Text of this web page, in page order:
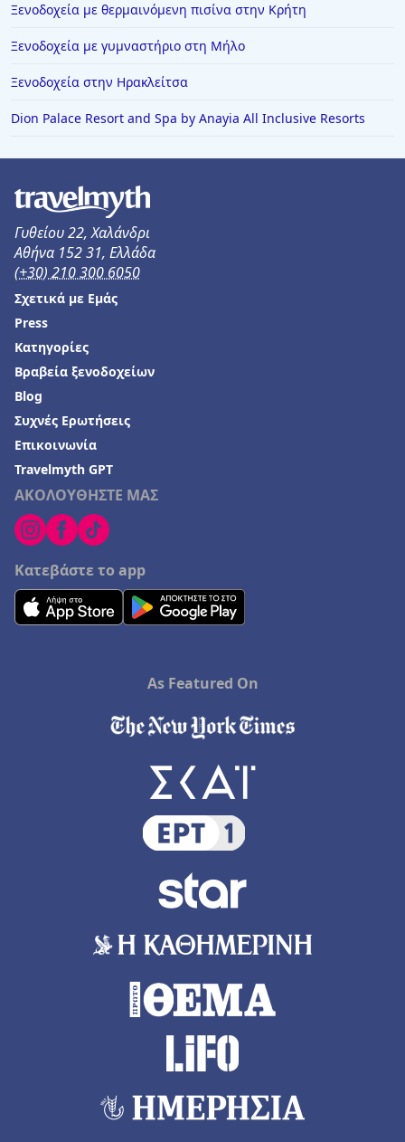
Ξενοδοχεία με θερμαινόμενη πισίνα στην Κρήτη
Ξενοδοχεία με γυμναστήριο στη Μήλο
Ξενοδοχεία στην Ηρακλείτσα
Dion Palace Resort and Spa by Anayia All Inclusive Resorts
Γυθείου 22, Χαλάνδρι
Αθήνα 152 31, Ελλάδα
(+30) 210 300 6050
ΑΚΟΛΟΥΘΗΣΤΕ ΜΑΣ
Κατεβάστε το app
Σχετικά με Εμάς
Press
Κατηγορίες
Βραβεία ξενοδοχείων
Blog
Συχνές Ερωτήσεις
Επικοινωνία
Travelmyth GPT
As Featured On